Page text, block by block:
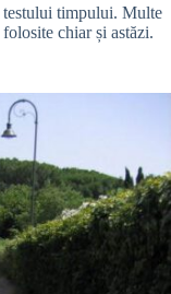
testului timpului. Multe
chiar și astăzi.